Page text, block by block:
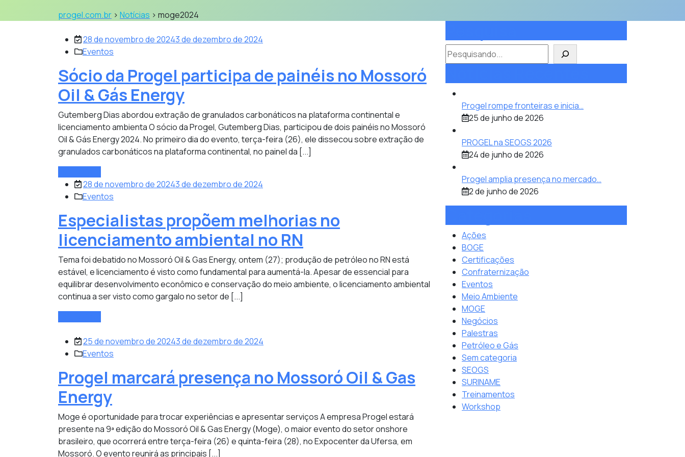
progel.com.br > Notícias > moge2024
28 de novembro de 20243 de dezembro de 2024
Eventos
Sócio da Progel participa de painéis no Mossoró
Oil & Gás Energy
Gutemberg Dias abordou extração de granulados carbonáticos na plataforma continental e
licenciamento ambienta O sócio da Progel, Gutemberg Dias, participou de dois painéis no Mossoró
Oil & Gás Energy 2024. No primeiro dia do evento, terça-feira (26), ele dissecou sobre extração de
granulados carbonáticos na plataforma continental, no painel da [...]
28 de novembro de 20243 de dezembro de 2024
Eventos
Especialistas propõem melhorias no
licenciamento ambiental no RN
Tema foi debatido no Mossoró Oil & Gas Energy, ontem (27); produção de petróleo no RN está
estável, e licenciamento é visto como fundamental para aumentá-la. Apesar de essencial para
equilibrar desenvolvimento econômico e conservação do meio ambiente, o licenciamento ambiental
continua a ser visto como gargalo no setor de [...]
25 de novembro de 20243 de dezembro de 2024
Eventos
Progel marcará presença no Mossoró Oil & Gas
Energy
Moge é oportunidade para trocar experiências e apresentar serviços A empresa Progel estará
presente na 9ª edição do Mossoró Oil & Gas Energy (Moge), o maior evento do setor onshore
brasileiro, que ocorrerá entre terça-feira (26) e quinta-feira (28), no Expocenter da Ufersa, em
Mossoró. O evento reunirá as principais [...]
Pesquisar
Progel rompe fronteiras e inicia…
25 de junho de 2026
PROGEL na SEOGS 2026
24 de junho de 2026
Progel amplia presença no mercado…
2 de junho de 2026
Ações
BOGE
Certificações
Confraternização
Eventos
Meio Ambiente
MOGE
Negócios
Palestras
Petróleo e Gás
Sem categoria
SEOGS
SURINAME
Treinamentos
Workshop